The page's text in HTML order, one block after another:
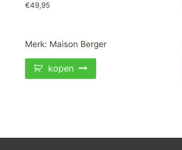
€49,95
Merk: Maison Berger
kopen